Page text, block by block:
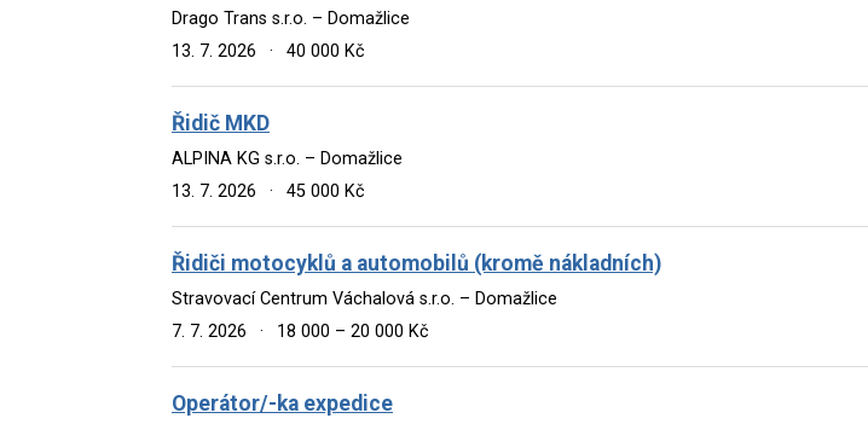
Drago Trans s.r.o. – Domažlice
13. 7. 2026
· 40 000 Kč
Řidič MKD
ALPINA KG s.r.o. – Domažlice
13. 7. 2026
· 45 000 Kč
Řidiči motocyklů a automobilů (kromě nákladních)
Stravovací Centrum Váchalová s.r.o. – Domažlice
7. 7. 2026
· 18 000 – 20 000 Kč
Operátor/-ka expedice